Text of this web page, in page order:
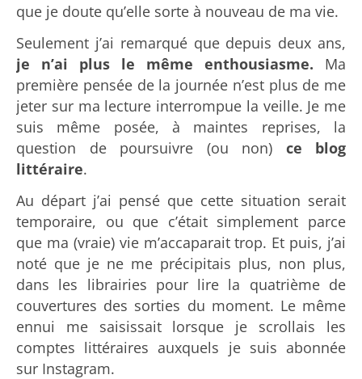
que je doute qu’elle sorte à nouveau de ma vie.
Seulement j’ai remarqué que depuis deux ans,
je n’ai plus le même enthousiasme. Ma
première pensée de la journée n’est plus de me
jeter sur ma lecture interrompue la veille. Je me
suis même posée, à maintes reprises, la
question de poursuivre (ou non) ce blog
littéraire.
Au départ j’ai pensé que cette situation serait
temporaire, ou que c’était simplement parce
que ma (vraie) vie m’accaparait trop. Et puis, j’ai
noté que je ne me précipitais plus, non plus,
dans les librairies pour lire la quatrième de
couvertures des sorties du moment. Le même
ennui me saisissait lorsque je scrollais les
comptes littéraires auxquels je suis abonnée
sur Instagram.